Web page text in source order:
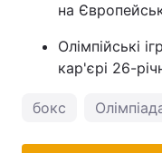
на
Олімпійські
кар'єрі 26-
бокс